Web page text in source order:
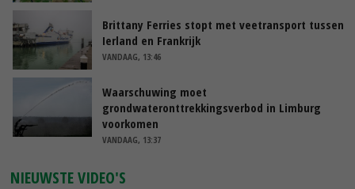
Brittany Ferries stopt met veetransport tussen
Ierland en Frankrijk
VANDAAG, 13:46
Waarschuwing moet
grondwateronttrekkingsverbod in Limburg
voorkomen
VANDAAG, 13:37
NIEUWSTE VIDEO'S